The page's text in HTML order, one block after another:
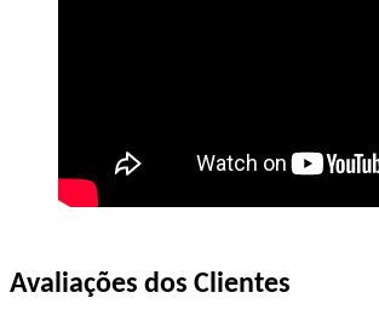
Avaliações dos Clientes